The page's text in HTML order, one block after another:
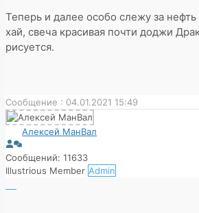
Теперь и далее особо слежу за
хай, свеча красивая почти доджи
рисуется.
Сообщение : 04.01.2021 15:49
Алексей МанВал
Сообщений: 11633
Illustrious Member Admin